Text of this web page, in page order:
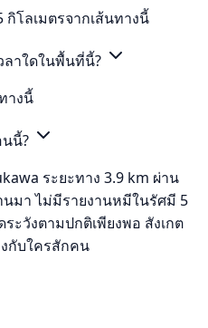
โลเมตรจากเส้นทางนี้
าใดในพื้นที่นี้?
างนี้
นี้?
ระยะทาง 3.9 km ผ่าน
มา ไม่มีรายงานหมีในรัศมี 5
ะวังตามปกติเพียงพอ สังเกต
กับใครสักคน